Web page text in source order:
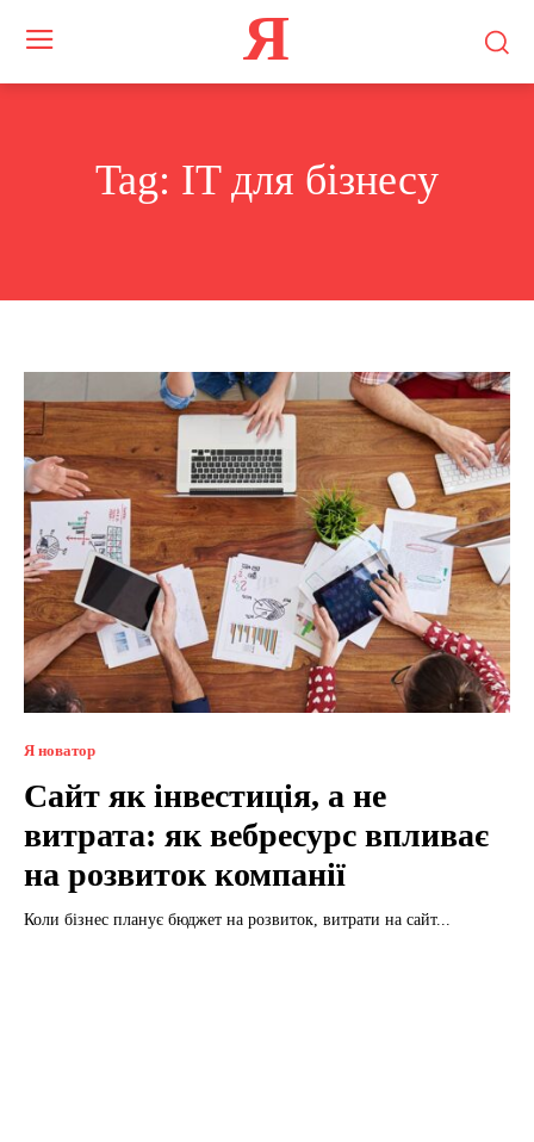
Я
Tag: IT для бізнесу
Я новатор
Сайт як інвестиція, а не
витрата: як вебресурс впливає
на розвиток компанії
Коли бізнес планує бюджет на розвиток, витрати на сайт...